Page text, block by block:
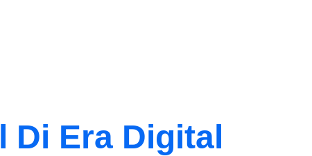
Di Era Digital